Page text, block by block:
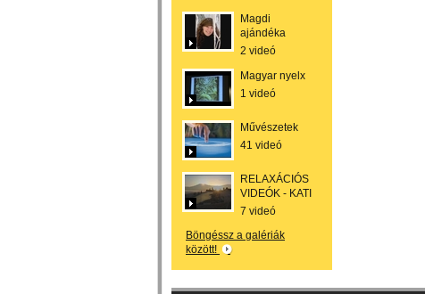
Magdi
ajándéka
2 videó
Magyar nyelx
1 videó
Művészetek
41 videó
RELAXÁCIÓS
VIDEÓK - KATI
7 videó
Böngéssz a galériák
között!